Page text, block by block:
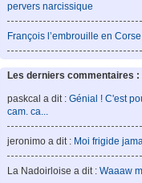
pervers narcissique
François l’embrouille en
Les derniers commentaires :
paskcal a dit : Génial ! C'est
cam. ca...
jeronimo a dit : Moi frigide
La Nadoirloise a dit : Waaaw